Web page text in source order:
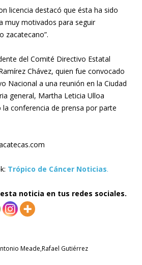
licencia destacó que ésta ha sido
muy motivados para seguir
zacatecano”.
del Comité Directivo Estatal
Chávez, quien fue convocado
Nacional a una reunión en la Ciudad
general, Martha Leticia Ulloa
conferencia de prensa por parte
Trópico de Cáncer Noticias.
noticia en tus redes sociales.
Meade Rafael Gutiérrez